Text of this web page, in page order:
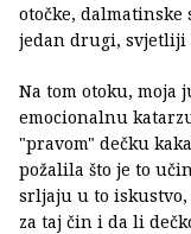
otočke,
jedan drugi, svjetliji
Na tom otoku,
emocionalnu
"pravom" dečku
požalila što je to
srljaju u to
za taj čin i da li